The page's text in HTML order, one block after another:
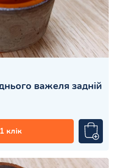
важеля задній
клік